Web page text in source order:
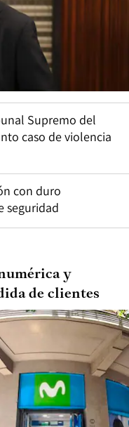
Supremo del
caso de violencia
con duro
seguridad
y
de clientes